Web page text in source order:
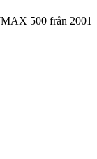
500 från 2001